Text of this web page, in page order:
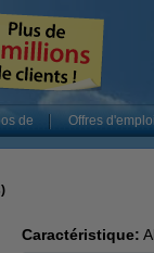
de Offres d'emploi
Caractéristique: